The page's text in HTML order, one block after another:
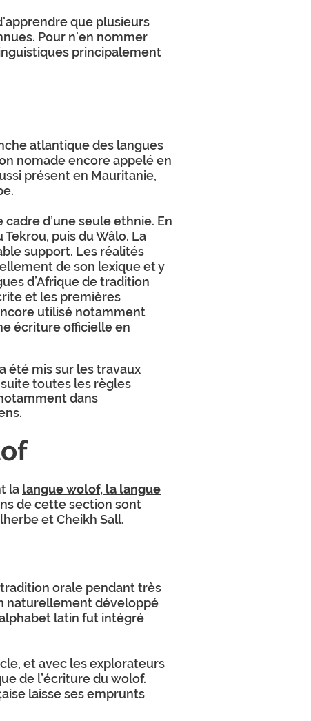
que plusieurs
Pour n'en nommer
principalement
atlantique des langues
nomade encore appelé en
présent en Mauritanie,
d’une seule ethnie. En
puis du Wâlo. La
support. Les réalités
de son lexique et y
d’Afrique de tradition
et les premières
utilisé notamment
écriture officielle en
été mis sur les travaux
toutes les règles
dans
la langue wolof, la langue
de cette section sont
et Cheikh Sall.
orale pendant très
naturellement développé
latin fut intégré
et avec les explorateurs
de l’écriture du wolof.
laisse ses emprunts